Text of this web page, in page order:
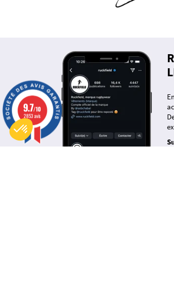
9.7/10
2853 avis
Axeptio consent
Plateforme de Gestion du Consentement : Personnalisez vos Options
Notre plateforme vous permet d'adapter et de gérer vos paramètres de